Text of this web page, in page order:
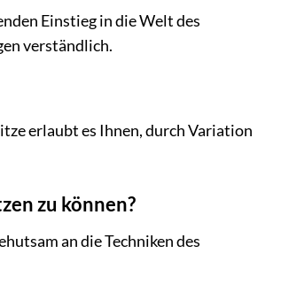
Einstieg in die Welt des
verständlich.
erlaubt es Ihnen, durch Variation
zu können?
an die Techniken des